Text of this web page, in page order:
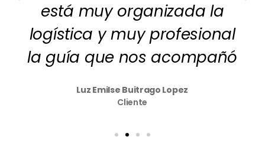
está muy organizada la
logística y muy profesional
la guía que nos acompañó
Luz Emilse Buitrago Lopez
Cliente